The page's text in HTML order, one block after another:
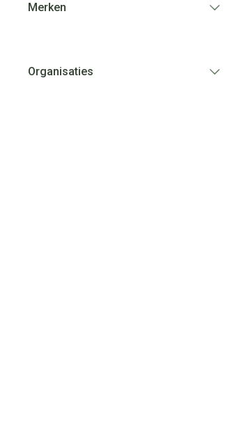
Merken
Organisaties